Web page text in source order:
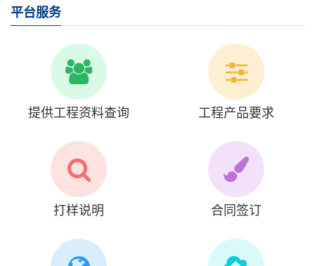
平台服务
提供工程资料查询 工程产品要求
打样说明 合同签订